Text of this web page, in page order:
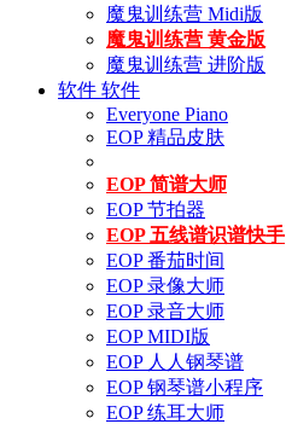
魔鬼训练营 Midi版
魔鬼训练营 黄金版
魔鬼训练营 进阶版
软件 软件
Everyone Piano
EOP 精品皮肤
EOP 简谱大师
EOP 节拍器
EOP 五线谱识谱快手
EOP 番茄时间
EOP 录像大师
EOP 录音大师
EOP MIDI版
EOP 人人钢琴谱
EOP 钢琴谱小程序
EOP 练耳大师